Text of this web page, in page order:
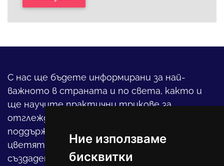
Ние използваме
бисквитки
С нас ще бъдете информирани за най-
важното в страната и по света, както и
ще научите практични трикове за
отглеждането на детето, за
поддържането на дома и градината,
цветята, интериора и, въобще, как да
създадете своя уютен оазис в този така